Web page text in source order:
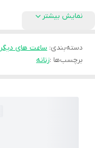
نمایش بیشتر
دسته‌بندی: ساعت های دیگر
برچسب‌ها :زنانه